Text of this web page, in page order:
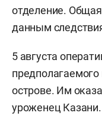
отделение.
данным
5 августа
острове. Им
уроженец Казани.